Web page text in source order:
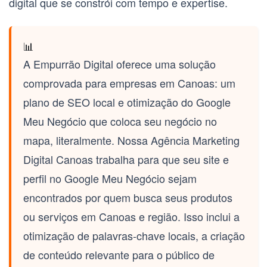
📊
A Empurrão Digital oferece uma solução
comprovada para empresas em Canoas: um
plano de SEO local e otimização do Google
Meu Negócio que coloca seu negócio no
mapa, literalmente. NossaAgência Marketing
Digital Canoastrabalha para que seu site e
perfil no Google Meu Negócio sejam
encontrados por quem busca seus produtos
ou serviços em Canoas e região. Isso inclui a
otimização de palavras-chave locais, a criação
de conteúdo relevante para o público de